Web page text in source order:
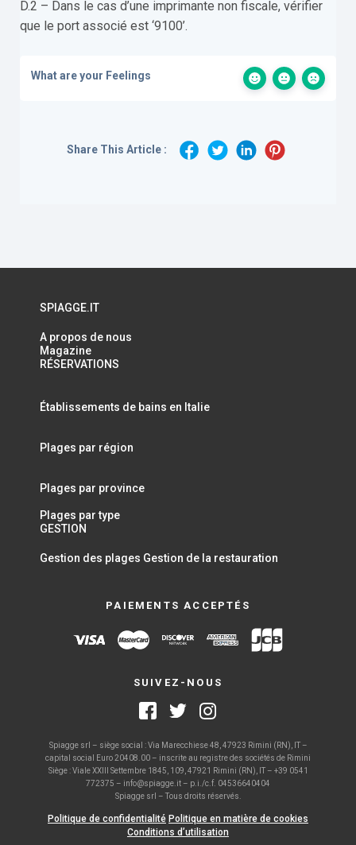
D.2 – Dans le cas d’une imprimante non fiscale, vérifier
que le port associé est ‘9100’.
What are your Feelings
Share This Article :
SPIAGGE.IT
A propos de nous
Magazine
RÉSERVATIONS
Établissements de bains en Italie
Plages par région
Plages par province
Plages par type
GESTION
Gestion des plages Gestion de la restauration
PAIEMENTS ACCEPTÉS
SUIVEZ-NOUS
Spiagge srl – siège social : Via Marecchiese 48, 47923 Rimini (RN), IT –
capital social Euro 20408.00 – inscrite au registre des sociétés de Rimini
Siège : Viale XXIII Settembre 1845, 109, 47921 Rimini (RN), IT – +39 0541
772375 – info@spiagge.it – p.i./c.f. 04536640404
Spiagge srl – Tous droits réservés.
Politique de confidentialité Politique en matière de cookies
Conditions d’utilisation